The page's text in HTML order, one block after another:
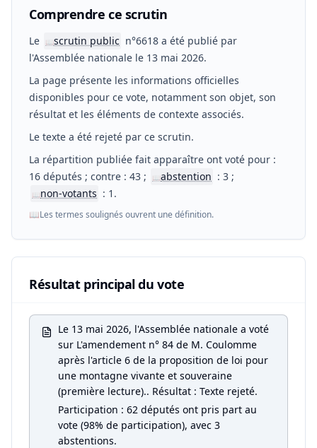
Comprendre ce scrutin
Le 📖scrutin public n°6618 a été publié par
l'Assemblée nationale le 13 mai 2026.
La page présente les informations officielles
disponibles pour ce vote, notamment son objet, son
résultat et les éléments de contexte associés.
Le texte a été rejeté par ce scrutin.
La répartition publiée fait apparaître ont voté pour :
16 députés ; contre : 43 ;
📖abstention : 3 ;
📖non-votants : 1.
📖Les termes soulignés ouvrent une définition.
Résultat principal du vote
Le 13 mai 2026, l'Assemblée nationale a voté
sur L'amendement n° 84 de M. Coulomme
après l'article 6 de la proposition de loi pour
une montagne vivante et souveraine
(première lecture).. Résultat : Texte rejeté.
Participation : 62 députés ont pris part au
vote (98% de participation), avec 3
abstentions.